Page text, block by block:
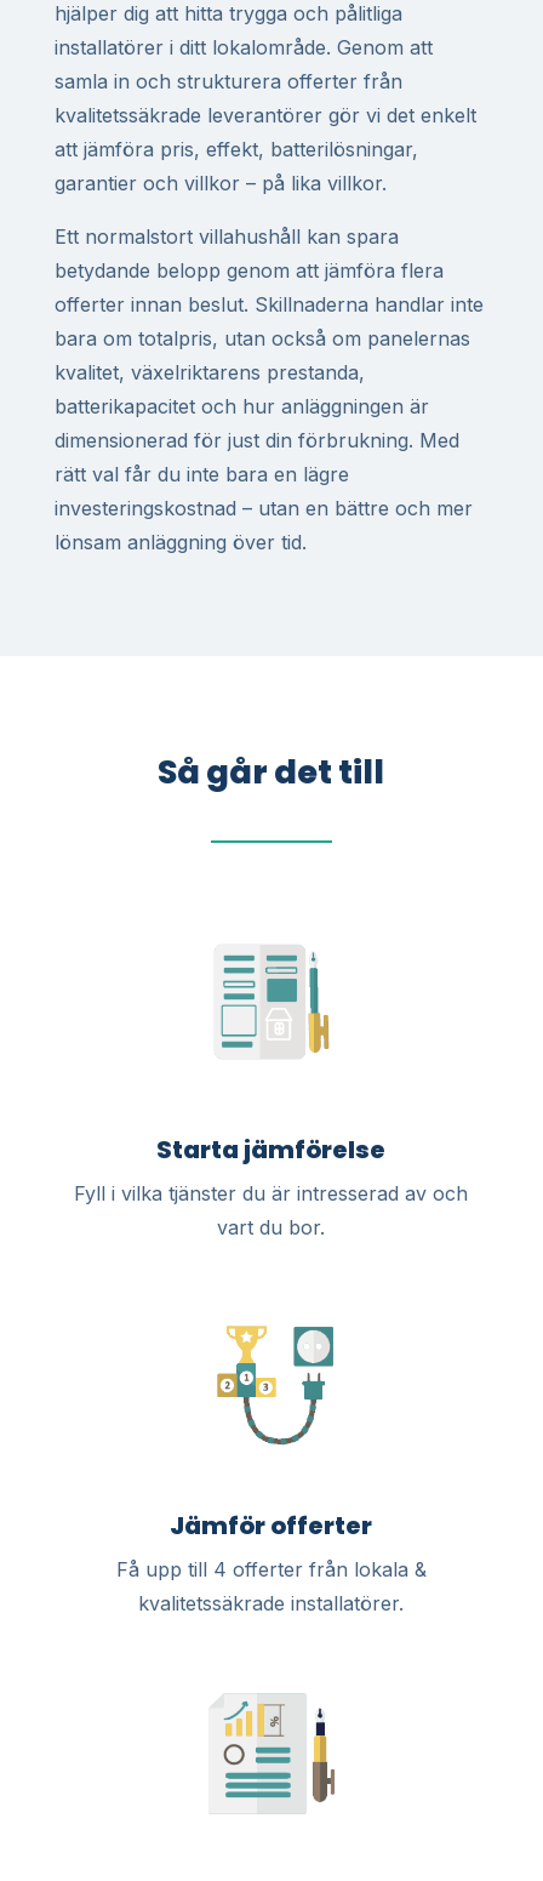
hjälper dig att hitta trygga och pålitliga
installatörer i ditt lokalområde. Genom att
samla in och strukturera offerter från
kvalitetssäkrade leverantörer gör vi det enkelt
att jämföra pris, effekt, batterilösningar,
garantier och villkor – på lika villkor.
Ett normalstort villahushåll kan spara
betydande belopp genom att jämföra flera
offerter innan beslut. Skillnaderna handlar inte
bara om totalpris, utan också om panelernas
kvalitet, växelriktarens prestanda,
batterikapacitet och hur anläggningen är
dimensionerad för just din förbrukning. Med
rätt val får du inte bara en lägre
investeringskostnad – utan en bättre och mer
lönsam anläggning över tid.
Så går det till
Starta jämförelse
Fyll i vilka tjänster du är intresserad av och
vart du bor.
Jämför offerter
Få upp till 4 offerter från lokala &
kvalitetssäkrade installatörer.